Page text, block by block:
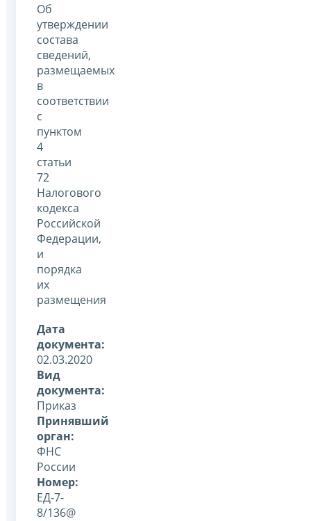
Об
утверждении
состава
сведений,
размещаемых
в
соответствии
с
пунктом
4
статьи
72
Налогового
кодекса
Российской
Федерации,
и
порядка
их
размещения
Дата
документа:
02.03.2020
Вид
документа:
Приказ
Принявший
орган:
ФНС
России
Номер:
ЕД-7-
8/136@